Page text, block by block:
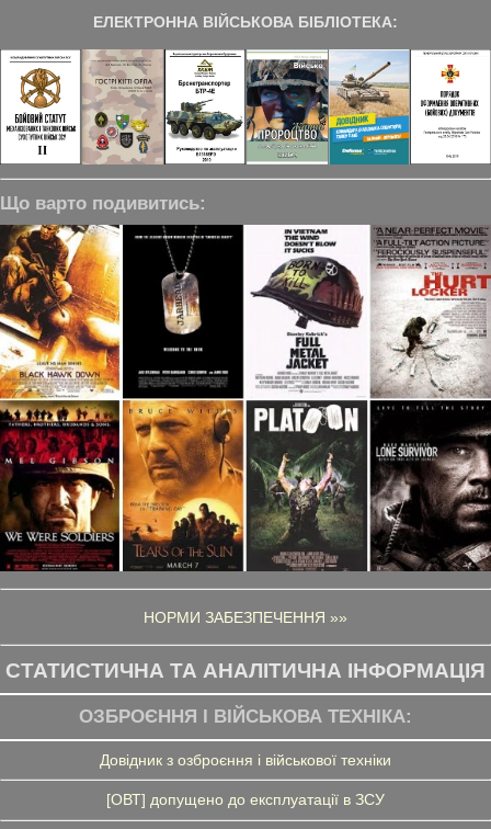
ЕЛЕКТРОННА ВІЙСЬКОВА БІБЛІОТЕКА:
Що варто подивитись:
НОРМИ ЗАБЕЗПЕЧЕННЯ »»
СТАТИСТИЧНА ТА АНАЛІТИЧНА ІНФОРМАЦІЯ
ОЗБРОЄННЯ І ВІЙСЬКОВА ТЕХНІКА:
Довідник з озброєння і військової техніки
[ОВТ] допущено до експлуатації в ЗСУ